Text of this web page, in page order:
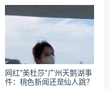
网红”美杜莎“广州天鹅湖事
件：桃色新闻还是仙人跳？